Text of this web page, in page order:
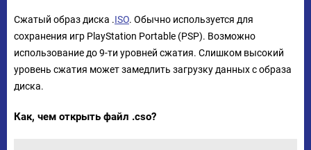
Сжатый образ диска .ISO. Обычно используется для
сохранения игр PlayStation Portable (PSP). Возможно
использование до 9-ти уровней сжатия. Слишком высокий
уровень сжатия может замедлить загрузку данных с образа
диска.
Как, чем открыть файл .cso?